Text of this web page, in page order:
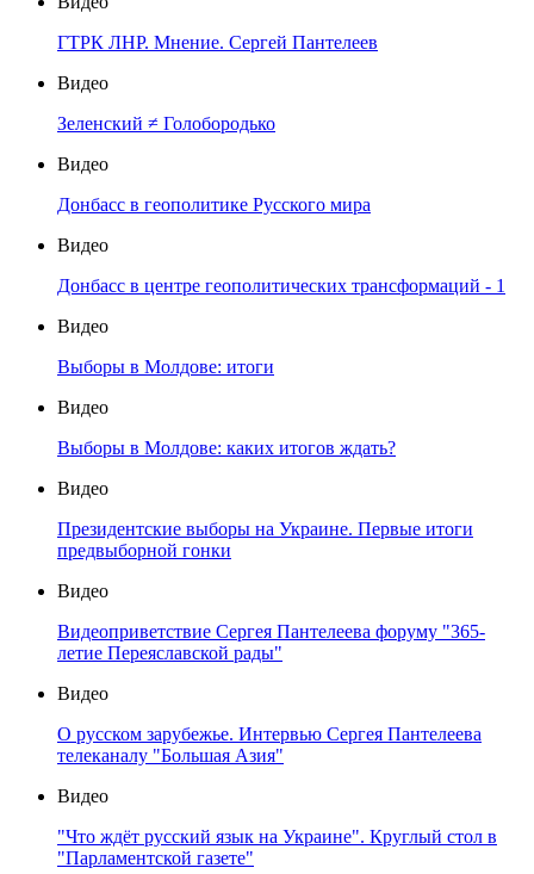
ГТРК ЛНР. Мнение. Сергей Пантелеев
Видео
Зеленский ≠ Голобородько
Видео
Донбасс в геополитике Русского мира
Видео
Донбасс в центре геополитических трансформаций - 1
Видео
Выборы в Молдове: итоги
Видео
Выборы в Молдове: каких итогов ждать?
Видео
Президентские выборы на Украине. Первые итоги
предвыборной гонки
Видео
Видеоприветствие Сергея Пантелеева форуму "365-
летие Переяславской рады"
Видео
О русском зарубежье. Интервью Сергея Пантелеева
телеканалу "Большая Азия"
Видео
"Что ждёт русский язык на Украине". Круглый стол в
"Парламентской газете"